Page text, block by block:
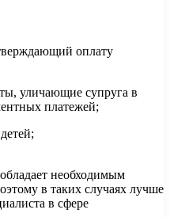
оплату
уличающие супруга в
платежей;
необходимым
в таких случаях лучше
в сфере